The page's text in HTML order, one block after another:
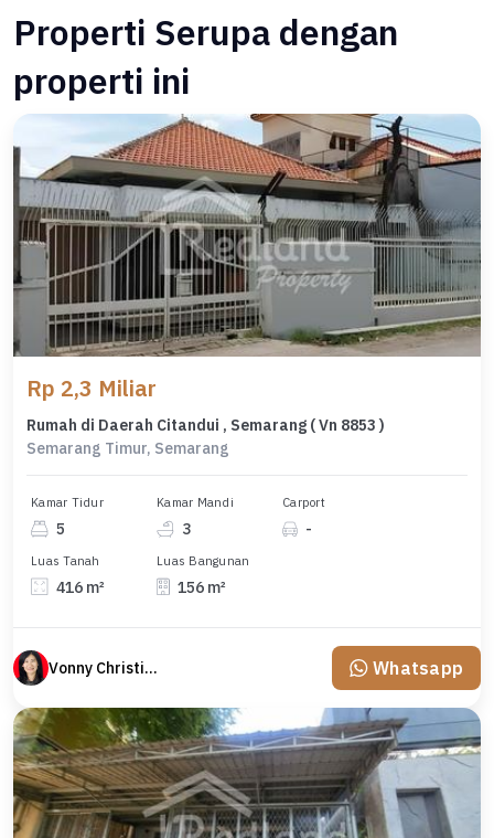
Properti Serupa dengan
properti ini
Rp 2,3 Miliar
Rumah di Daerah Citandui , Semarang ( Vn 8853 )
Semarang Timur, Semarang
Kamar Tidur
5
Kamar Mandi
3
Carport
-
Luas Tanah
416 m²
Luas Bangunan
156 m²
Vonny Christina Whatsapp